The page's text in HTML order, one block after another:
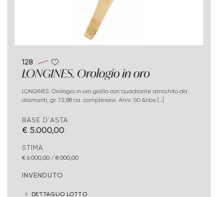
128
LONGINES. Orologio in oro
LONGINES. Orologio in oro giallo con quadrante arricchito da
diamanti, gr. 72,88 ca. complessivi. Anni '60.&nbs [..]
BASE D'ASTA
€ 5.000,00
STIMA
€ 6.000,00 / 8.000,00
INVENDUTO
DETTAGLIO LOTTO